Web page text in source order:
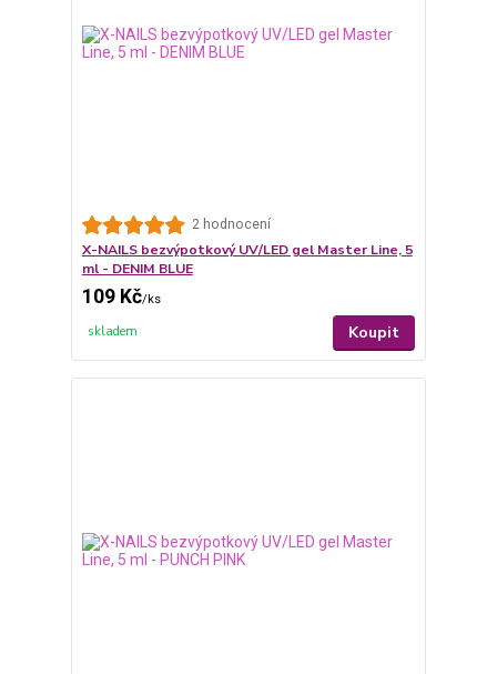
2 hodnocení
X-NAILS bezvýpotkový UV/LED gel Master Line, 5
ml - DENIM BLUE
109 Kč/ks
skladem Koupit